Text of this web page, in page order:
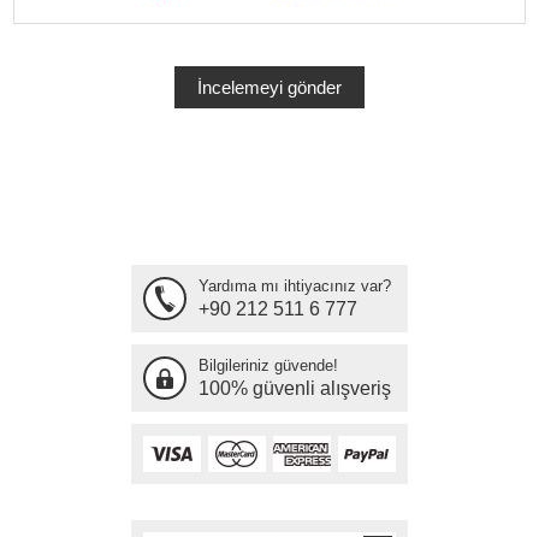
Yardıma mı ihtiyacınız var?
+90 212 511 6 777
Bilgileriniz güvende!
100% güvenli alışveriş